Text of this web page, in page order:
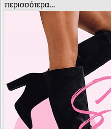
περισσότερα...